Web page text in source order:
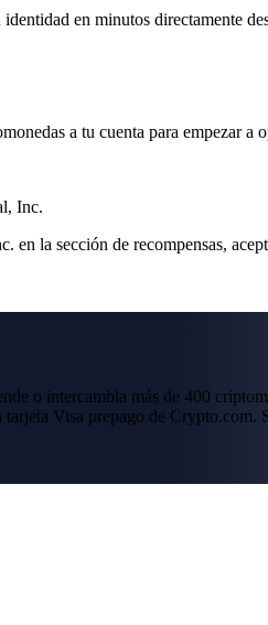
en minutos directamente
a tu cuenta para empezar a
Inc.
en la sección de recompensas,
o intercambia más de 400
Visa prepago de Crypto.com.